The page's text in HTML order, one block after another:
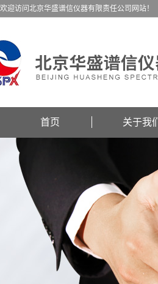
欢迎访问北京华盛谱信仪器有限责任公司网站！
首页 关于我们